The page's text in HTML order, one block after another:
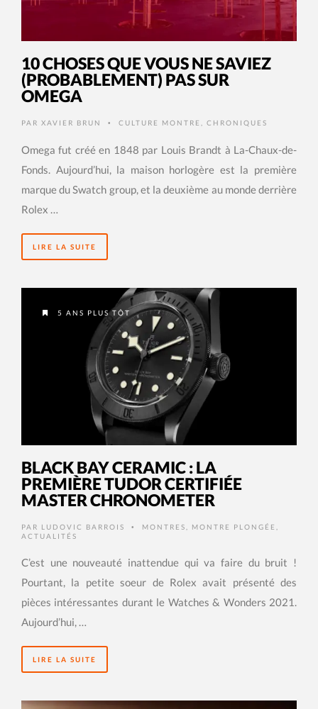
10 CHOSES QUE VOUS NE SAVIEZ
(PROBABLEMENT) PAS SUR
OMEGA
PAR XAVIER BRUN • CULTURE MONTRE CHRONIQUES
Omega fut créé en 1848 par Louis Brandt à La-Chaux-de-
Fonds. Aujourd’hui, la maison horlogère est la première
marque du Swatch group, et la deuxième au monde derrière
Rolex …
LIRE LA SUITE
5 ANS PLUS TÔT
BLACK BAY CERAMIC : LA
PREMIÈRE TUDOR CERTIFIÉE
MASTER CHRONOMETER
PAR LUDOVIC BARROIS • MONTRES MONTRE PLONGÉE
ACTUALITÉS
C’est une nouveauté inattendue qui va faire du bruit !
Pourtant, la petite soeur de Rolex avait présenté des
pièces intéressantes durant le Watches & Wonders 2021.
Aujourd’hui, …
LIRE LA SUITE